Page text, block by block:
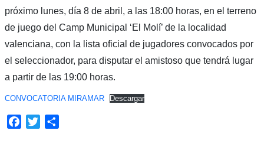
próximo lunes, día 8 de abril, a las 18:00 horas, en el terreno
de juego del Camp Municipal ‘El Molí’ de la localidad
valenciana, con la lista oficial de jugadores convocados por
el seleccionador, para disputar el amistoso que tendrá lugar
a partir de las 19:00 horas.
CONVOCATORIA MIRAMAR Descargar
Facebook
Twitter